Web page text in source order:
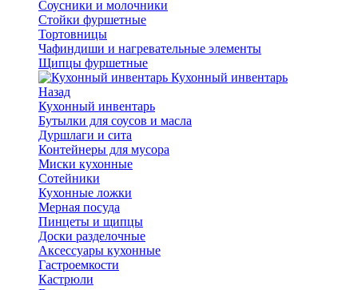
Соусники и молочники
Стойки фуршетные
Тортовницы
Чафиндиши и нагревательные элементы
Щипцы фуршетные
Кухонный инвентарь
Назад
Кухонный инвентарь
Бутылки для соусов и масла
Дуршлаги и сита
Контейнеры для мусора
Миски кухонные
Сотейники
Кухонные ложки
Мерная посуда
Пинцеты и щипцы
Доски разделочные
Аксессуары кухонные
Гастроемкости
Кастрюли